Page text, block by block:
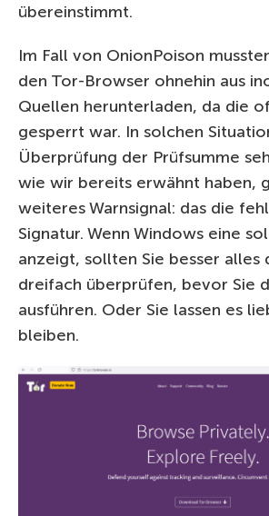
übereinstimmt.
Im Fall von OnionPoison
den Tor-Browser ohnehin aus
Quellen herunterladen, da die
gesperrt war. In solchen
Überprüfung der Prüfsumme
wie wir bereits erwähnt haben,
weiteres Warnsignal: das die
Signatur. Wenn Windows eine
anzeigt, sollten Sie besser alles
dreifach überprüfen, bevor Sie
ausführen. Oder Sie lassen es
bleiben.